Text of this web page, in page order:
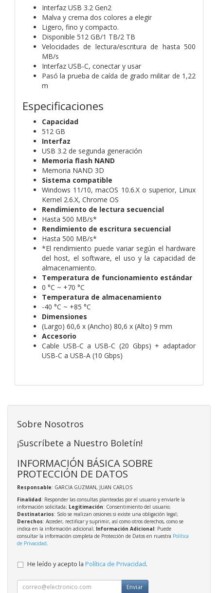
Interfaz USB 3.2 Gen2
Malva y crema dos colores a elegir
Ligero, fino y compacto.
Disponible 512 GB/1 TB/2 TB
Velocidades de lectura/escritura de hasta 500
MB/s
Interfaz USB-C, conectar y usar
Pasó la prueba de caída de grado militar de 1,22
m
Especificaciones
Capacidad
512 GB
Interfaz
USB 3.2 de segunda generación
Memoria flash NAND
Memoria NAND 3D
Sistema compatible
Windows 11/10, macOS 10.6.X o superior, Linux
Kernel 2.6.X, Chrome OS
Rendimiento de lectura secuencial
Hasta 500 MB/s*
Rendimiento de escritura secuencial
Hasta 500 MB/s*
*El rendimiento puede variar según el hardware
del host, el software, el uso y la capacidad de
almacenamiento.
Temperatura de funcionamiento estándar
0 °C ~ +70 °C
Temperatura de almacenamiento
-40 °C ~ +85 °C
Dimensiones
(Largo) 60,6 x (Ancho) 80,6 x (Alto) 9 mm
Accesorio
Cable USB-C a USB-C (20 Gbps) + adaptador
USB-C a USB-A (10 Gbps)
Sobre Nosotros
¡Suscríbete a Nuestro Boletín!
INFORMACIÓN BÁSICA SOBRE
PROTECCIÓN DE DATOS
Responsable: GARCIA GUZMAN, JUAN CARLOS
Finalidad: Responder las consultas planteadas por el usuario y enviarle la
información solicitada; Legitimación: Consentimiento del usuario;
Destinatarios: Solo se realizan cesiones si existe una obligación legal;
Derechos: Acceder, rectificar y suprimir, así como otros derechos, como se
indica en la información adicional; Información Adicional: Puede
consultar la información completa de Protección de Datos en nuestra Política
de Privacidad
He leído y acepto la Política de Privacidad.
Enviar